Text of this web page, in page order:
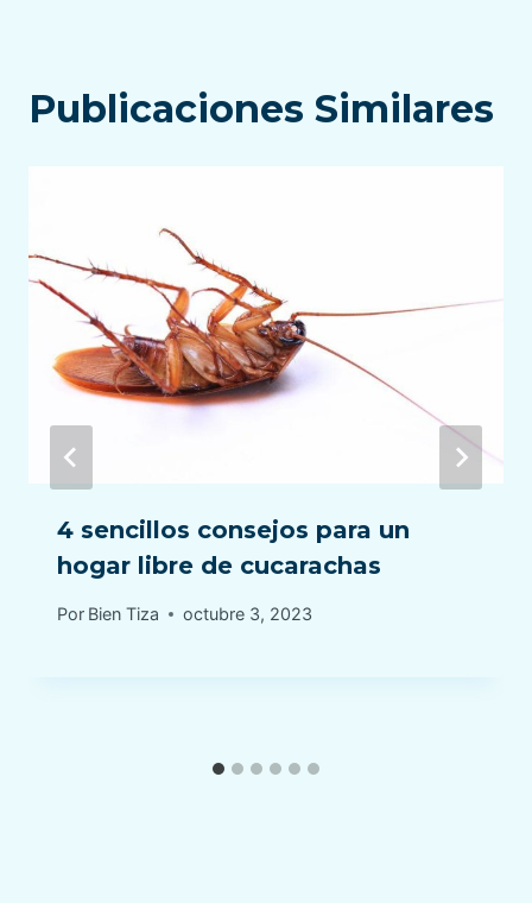
Publicaciones Similares
4 sencillos consejos para un
hogar libre de cucarachas
Por Bien Tiza octubre 3, 2023